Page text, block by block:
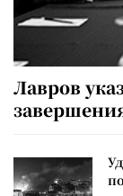
Лавров